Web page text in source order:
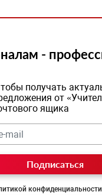
-
получать
от
ящика
Подписаться
конфиденциальности